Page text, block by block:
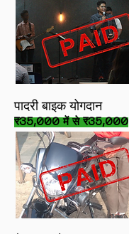
पादरी बाइक योगदान
₹35,000 में से ₹35,000